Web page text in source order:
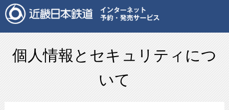
個人情報とセキュリティにつ
いて